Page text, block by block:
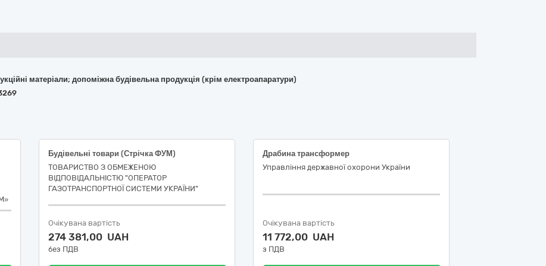
матеріали; допоміжна будівельна продукція (крім електроапаратури)
Будівельні товари (Стрічка ФУМ)
ТОВАРИСТВО З ОБМЕЖЕНОЮ
ВІДПОВІДАЛЬНІСТЮ "ОПЕРАТОР
ГАЗОТРАНСПОРТНОЇ СИСТЕМИ УКРАЇНИ"
Очікувана вартість
274 381,00 UAH
без ПДВ
Драбина трансформер
Управління державної охорони України
Очікувана вартість
11 772,00 UAH
з ПДВ